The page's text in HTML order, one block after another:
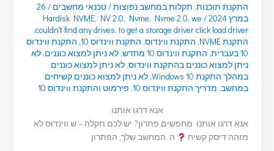
התקנת תוכנות, תקלות במחשב נפוצות/טכנאי מחשבים /
26
במרץ 2024
/
Hardisk NVME, NV 2.0, Nvme, Nvme 2.0,we
couldn't find any drives. to get a storage driver click load driver
,
התקנת NVME
, התקנת ווינדוס, התקנת ווינדוס 10 , התקנת ווינדוס
10 בעברית
, התקנת ווינדוס 10 מחדש , לא ניתן למצוא כוננים, לא
ניתן למצוא כוננים בהתקנת ווינדוס, לא ניתן למצוא כוננים
במהלך התקנת Windows 10
, לא ניתן למצוא כוננים קשיחים
במחשב, מדריך התקנת ווינדוס 10 , פירמוט והתקנת ווינדוס 10
אנא דרגו אותנו
אנא דרגו אותנו מחפשים פתרון? יש לכם תקלה – ש ווינדוס לא
מזהה דיסק קשיח
ה המחשב שלך, הפתרון